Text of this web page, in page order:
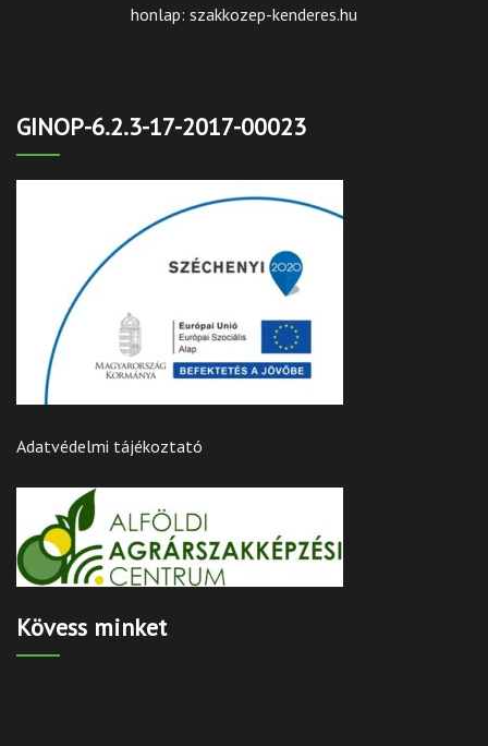
honlap: szakkozep-kenderes.hu
GINOP-6.2.3-17-2017-00023
Adatvédelmi tájékoztató
Kövess minket